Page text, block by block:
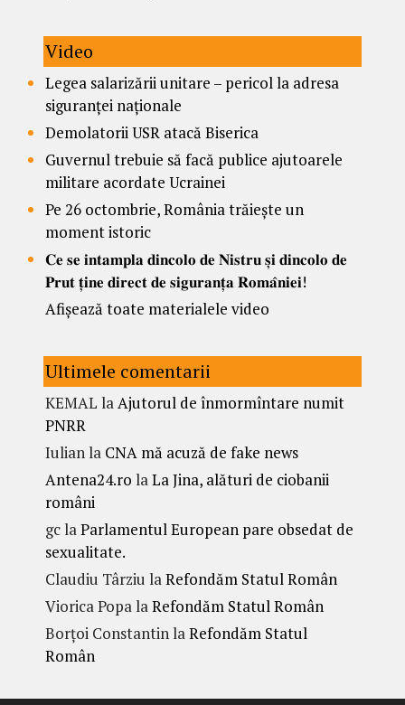
Video
Legea salarizării unitare – pericol la adresa
siguranței naționale
Demolatorii USR atacă Biserica
Guvernul trebuie să facă publice ajutoarele
militare acordate Ucrainei
Pe 26 octombrie, România trăiește un
moment istoric
𝐂𝐞 𝐬𝐞 𝐢𝐧𝐭𝐚𝐦𝐩𝐥𝐚 𝐝𝐢𝐧𝐜𝐨𝐥𝐨 𝐝𝐞 𝐍𝐢𝐬𝐭𝐫𝐮 𝐬̦𝐢 𝐝𝐢𝐧𝐜𝐨𝐥𝐨 𝐝𝐞
𝐏𝐫𝐮𝐭 𝐭̦𝐢𝐧𝐞 𝐝𝐢𝐫𝐞𝐜𝐭 𝐝𝐞 𝐬𝐢𝐠𝐮𝐫𝐚𝐧𝐭̦𝐚 𝐑𝐨𝐦𝐚̂𝐧𝐢𝐞𝐢!
Afișează toate materialele video
Ultimele comentarii
KEMAL la Ajutorul de înmormîntare numit
PNRR
Iulian la CNA mă acuză de fake news
Antena24.ro la La Jina, alături de ciobanii
români
gcla Parlamentul European pare obsedat de
sexualitate.
Claudiu Târziu la Refondăm Statul Român
Viorica Popa la Refondăm Statul Român
Borțoi Constantin la Refondăm Statul
Român